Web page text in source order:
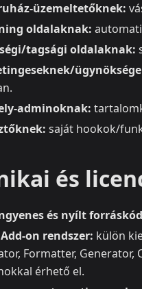
oldalaknak:
tagsági oldalaknak:
saját hookok/
és
és nyílt
rendszer: külön
Formatter,
érhető el.